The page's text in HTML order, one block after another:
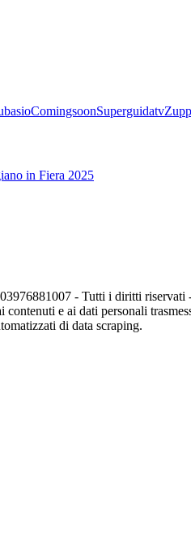
ComingsoonSuperguidatv
in Fiera 2025
- Tutti i diritti
contenuti e ai dati personali
di data scraping.